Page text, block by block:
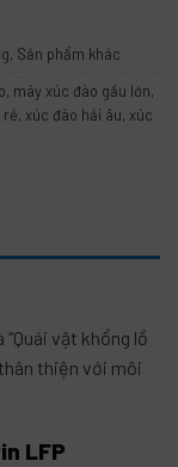
, Sản phẩm khác
, máy xúc đào gầu lớn,
rẻ, xúc đào hải âu, xúc
“Quái vật khổng lồ
thiện với môi
LFP